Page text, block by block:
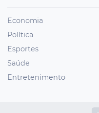
Economia
Política
Esportes
Saúde
Entretenimento